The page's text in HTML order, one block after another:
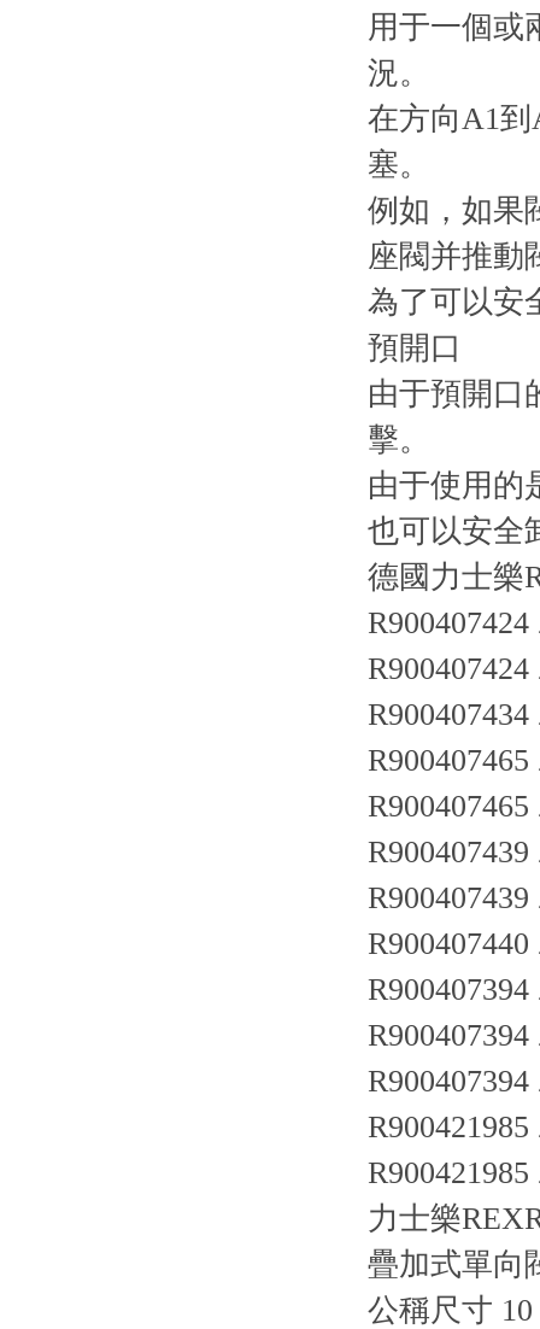
用于一個或
況。
在方向A1
塞。
例如，如果
座閥并推動
為了可以安
預開口
由于預開口
擊。
由于使用的
也可以安全
德國力士樂
力士樂
疊加式單向
公稱尺寸